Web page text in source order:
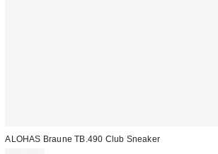
ALOHAS Braune TB.490 Club Sneaker